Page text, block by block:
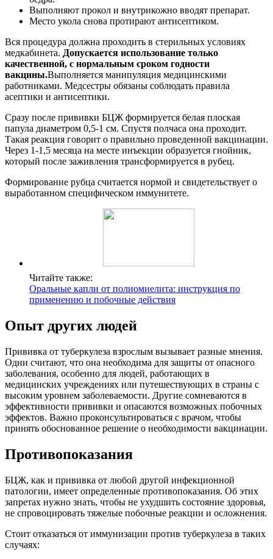
Выполняют прокол и внутрикожно вводят препарат.
Место укола снова протирают антисептиком.
Вся процедура должна проходить в стерильных условиях
медкабинета. Допускается использование только
качественной, с нормальным сроком годности
вакцины.Выполняется манипуляция медицинскими
работниками. Медсестры обязаны соблюдать правила
асептики и антисептики.
Сразу после прививки БЦЖ формируется белая плоская
папула диаметром 0,5-1 см. Спустя полчаса она проходит.
Такая реакция говорит о правильно проведенной вакцинации.
Через 1-1,5 месяца на месте инъекции образуется гнойник,
который после заживления трансформируется в рубец.
Формирование рубца считается нормой и свидетельствует о
выработанном специфическом иммунитете.
Читайте также:
Оральные капли от полиомиелита: инструкция по
применению и побочные действия
Опыт других людей
Прививка от туберкулеза взрослым вызывает разные мнения.
Одни считают, что она необходима для защиты от опасного
заболевания, особенно для людей, работающих в
медицинских учреждениях или путешествующих в страны с
высоким уровнем заболеваемости. Другие сомневаются в
эффективности прививки и опасаются возможных побочных
эффектов. Важно проконсультироваться с врачом, чтобы
принять обоснованное решение о необходимости вакцинации.
Противопоказания
БЦЖ, как и прививка от любой другой инфекционной
патологии, имеет определенные противопоказания. Об этих
запретах нужно знать, чтобы не ухудшить состояние здоровья,
не спровоцировать тяжелые побочные реакции и осложнения.
Стоит отказаться от иммунизации против туберкулеза в таких
случаях: